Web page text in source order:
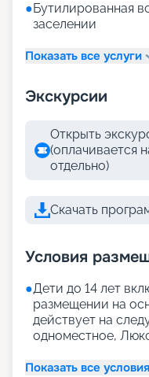
●Бутилированная
заселении
Показать все услуги
Экскурсии
Открыть
(оплачивается
отдельно)
Скачать
Условия
●Дети до 14 лет
размещении на
действует на
одноместное,
Показать все условия